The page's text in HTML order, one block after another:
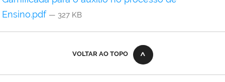
Ensino.pdf — 327 KB
VOLTAR AO TOPO